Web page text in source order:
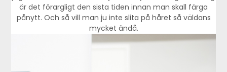
är det förargligt den sista tiden innan man skall färga
pånytt. Och så vill man ju inte slita på håret så väldans
mycket ändå.